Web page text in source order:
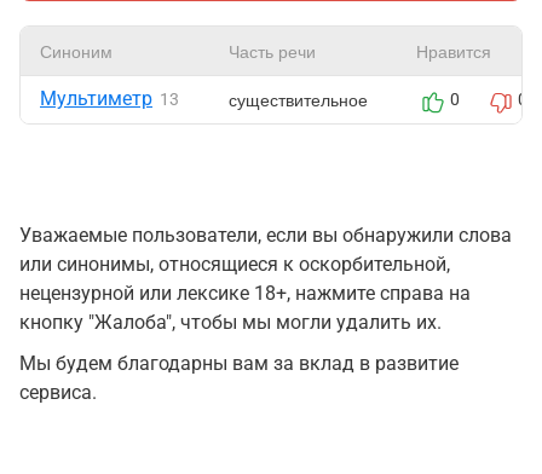
Синоним Часть речи Нравится
Мультиметр 13 существительное 0 0
Уважаемые пользователи, если вы обнаружили слова
или синонимы, относящиеся к оскорбительной,
нецензурной или лексике 18+, нажмите справа на
кнопку "Жалоба", чтобы мы могли удалить их.
Мы будем благодарны вам за вклад в развитие
сервиса.